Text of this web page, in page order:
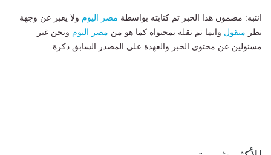
انتبه: مضمون هذا الخبر تم كتابته بواسطة مصر اليوم ولا يعبر عن وجهة
نظر منقول وانما تم نقله بمحتواه كما هو من مصر اليوم ونحن غير
مسئولين عن محتوى الخبر والعهدة علي المصدر السابق ذكرة.